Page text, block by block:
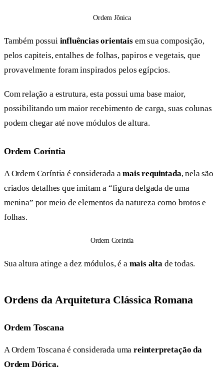
Ordem Jônica
Também possui influências orientaisem sua composição,
pelos capiteis, entalhes de folhas, papiros e vegetais, que
provavelmente foram inspirados pelos egípcios.
Com relação a estrutura, esta possui uma base maior,
possibilitando um maior recebimento de carga, suas colunas
podem chegar até nove módulos de altura.
Ordem Coríntia
A Ordem Coríntia é considerada amais requintada, nela são
criados detalhes que imitam a “figura delgada de uma
menina” por meio de elementos da natureza como brotos e
folhas.
Ordem Coríntia
Sua altura atinge a dez módulos, é a mais alta de todas.
Ordens da Arquitetura Clássica Romana
Ordem Toscana
A Ordem Toscana é considerada umareinterpretação da
Ordem Dórica.